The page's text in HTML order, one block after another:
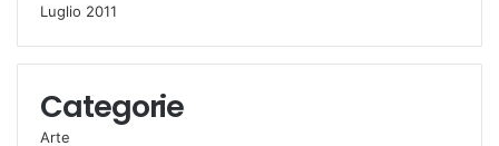
Luglio 2011
Categorie
Arte